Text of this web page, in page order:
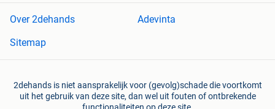
Over 2dehands
Adevinta
Sitemap
2dehands is niet aansprakelijk voor (gevolg)schade die voortkomt
uit het gebruik van deze site, dan wel uit fouten of ontbrekende